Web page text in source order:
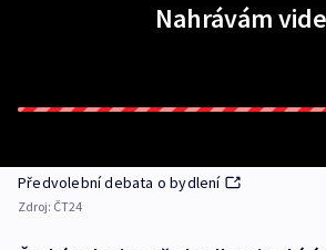
Nahrávám
Předvolební debata o bydlení
Zdroj: ČT24